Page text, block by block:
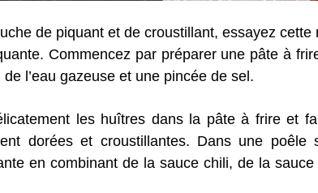
de piquant et de croustillant, essayez cette
Commencez par préparer une pâte à
l’eau gazeuse et une pincée de sel.
les huîtres dans la pâte à frire et
dorées et croustillantes. Dans une poêle
en combinant de la sauce chili, de la